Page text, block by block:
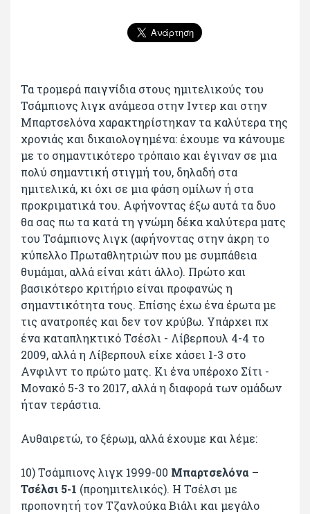
Τα τρομερά παιγνίδια στους ημιτελικούς του
Τσάμπιονς λιγκ ανάμεσα στην Ιντερ και στην
Μπαρτσελόνα χαρακτηρίστηκαν τα καλύτερα της
χρονιάς και δικαιολογημένα: έχουμε να κάνουμε
με το σημαντικότερο τρόπαιο και έγιναν σε μια
πολύ σημαντική στιγμή του, δηλαδή στα
ημιτελικά, κι όχι σε μια φάση ομίλων ή στα
προκριματικά του. Αφήνοντας έξω αυτά τα δυο
θα σας πω τα κατά τη γνώμη δέκα καλύτερα ματς
του Τσάμπιονς λιγκ (αφήνοντας στην άκρη το
κύπελλο Πρωταθλητριών που με συμπάθεια
θυμάμαι, αλλά είναι κάτι άλλο). Πρώτο και
βασικότερο κριτήριο είναι προφανώς η
σημαντικότητα τους. Επίσης έχω ένα έρωτα με
τις ανατροπές και δεν τον κρύβω. Υπάρχει πχ
ένα καταπληκτικό Τσέσλι - Λίβερπουλ 4-4 το
2009, αλλά η Λίβερπουλ είχε χάσει 1-3 στο
Ανφιλντ το πρώτο ματς. Κι ένα υπέροχο Σίτι -
Μονακό 5-3 το 2017, αλλά η διαφορά των ομάδων
ήταν τεράστια.
Αυθαιρετώ, το ξέρωμ, αλλά έχουμε και λέμε:
10) Τσάμπιονς λιγκ 1999-00 Μπαρτσελόνα –
Τσέλσι 5-1 (προημιτελικός). Η Τσέλσι με
προπονητή τον Τζανλούκα Βιάλι και μεγάλο